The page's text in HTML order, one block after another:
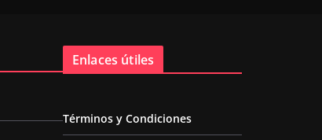
Enlaces útiles
Términos y Condiciones